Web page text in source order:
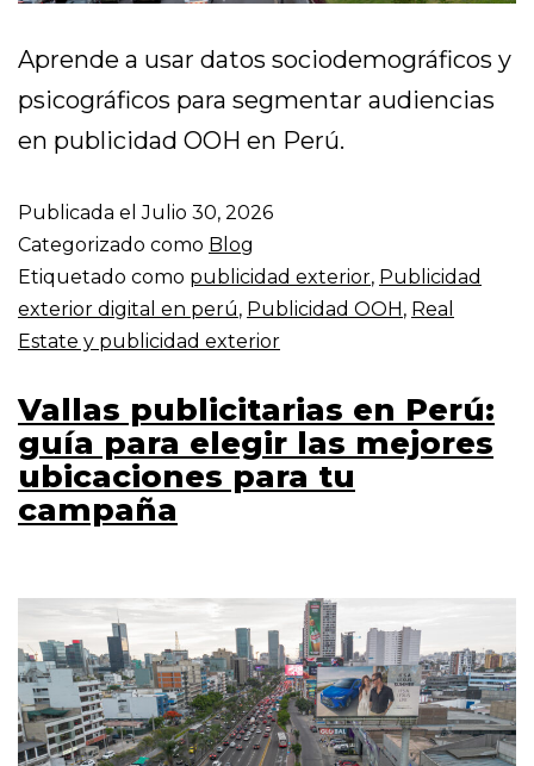
Aprende a usar datos sociodemográficos y
psicográficos para segmentar audiencias
en publicidad OOH en Perú.
Publicada elJulio 30, 2026
Categorizado como Blog
Etiquetado como publicidad exterior, Publicidad
exterior digital en perú, Publicidad OOH, Real
Estate y publicidad exterior
Vallas publicitarias en Perú:
guía para elegir las mejores
ubicaciones para tu
campaña